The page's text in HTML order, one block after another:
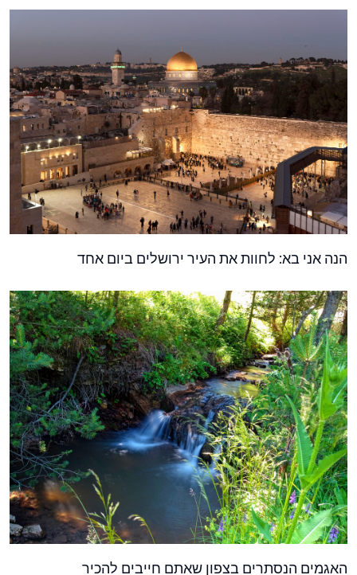
הנה אני בא: לחוות את העיר ירושלים ביום אחד
האגמים הנסתרים בצפון שאתם חייבים להכיר